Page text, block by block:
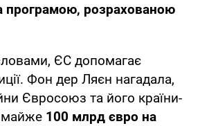
програмою, розрахованою
ЄС допомагає
Фон дер Ляєн нагадала,
Євросоюз та його країни-
майже 100 млрд євро на